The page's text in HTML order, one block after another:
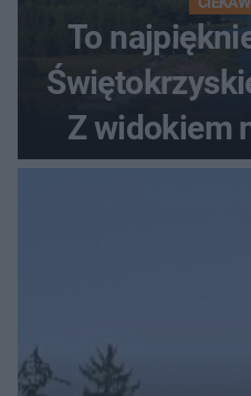
To
Z widokiem
szczyt Gór